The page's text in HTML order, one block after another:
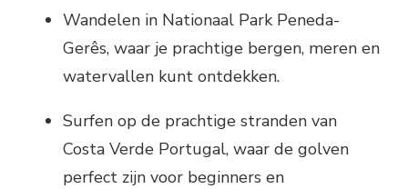
Wandelen in Nationaal Park Peneda-
Gerês, waar je prachtige bergen, meren en
watervallen kunt ontdekken.
Surfen op de prachtige stranden van
Costa Verde Portugal, waar de golven
perfect zijn voor beginners en